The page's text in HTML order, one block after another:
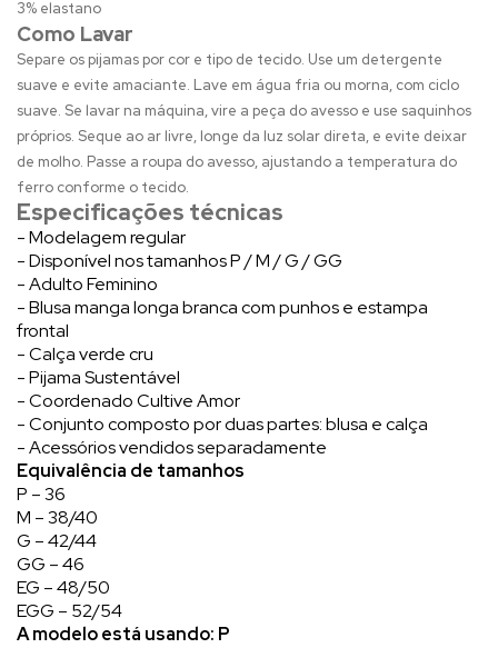
3% elastano
Como Lavar
Separe os pijamas por cor e tipo de tecido. Use um detergente
suave e evite amaciante. Lave em água fria ou morna, com ciclo
suave. Se lavar na máquina, vire a peça do avesso e use saquinhos
próprios. Seque ao ar livre, longe da luz solar direta, e evite deixar
de molho. Passe a roupa do avesso, ajustando a temperatura do
ferro conforme o tecido.
Especificações técnicas
- Modelagem regular
- Disponível nos tamanhos P / M / G / GG
- Adulto Feminino
- Blusa manga longa branca com punhos e estampa
frontal
- Calça verde cru
- Pijama Sustentável
- Coordenado Cultive Amor
- Conjunto composto por duas partes: blusa e calça
- Acessórios vendidos separadamente
Equivalência de tamanhos
P – 36
M – 38/40
G – 42/44
GG – 46
EG – 48/50
EGG – 52/54
A modelo está usando: P